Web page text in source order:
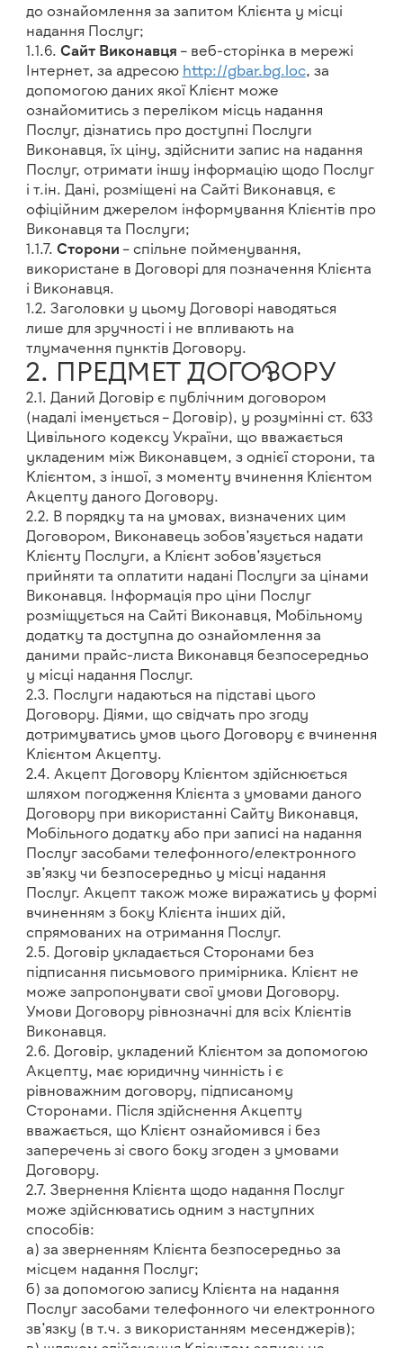
до ознайомлення за запитом Клієнта у місці
надання Послуг;
1.1.6. Cайт Виконавця – веб-сторінка в мережі
Інтернет, за адресою http://gbar.bg.loc, за
допомогою даних якої Клієнт може
ознайомитись з переліком місць надання
Послуг, дізнатись про доступні Послуги
Виконавця, їх ціну, здійснити запис на надання
Послуг, отримати іншу інформацію щодо Послуг
і т.ін. Дані, розміщені на Сайті Виконавця, є
офіційним джерелом інформування Клієнтів про
Виконавця та Послуги;
1.1.7. Сторони – спільне пойменування,
використане в Договорі для позначення Клієнта
і Виконавця.
1.2. Заголовки у цьому Договорі наводяться
лише для зручності і не впливають на
тлумачення пунктів Договору.
2. ПРЕДМЕТ ДОГОВОРУ
2.1. Даний Договір є публічним договором
(надалі іменується – Договір), у розумінні ст. 633
Цивільного кодексу України, що вважається
укладеним між Виконавцем, з однієї сторони, та
Клієнтом, з іншої, з моменту вчинення Клієнтом
Акцепту даного Договору.
2.2. В порядку та на умовах, визначених цим
Договором, Виконавець зобов’язується надати
Клієнту Послуги, а Клієнт зобов’язується
прийняти та оплатити надані Послуги за цінами
Виконавця. Інформація про ціни Послуг
розміщується на Сайті Виконавця, Мобільному
додатку та доступна до ознайомлення за
даними прайс-листа Виконавця безпосередньо
у місці надання Послуг.
2.3. Послуги надаються на підставі цього
Договору. Діями, що свідчать про згоду
дотримуватись умов цього Договору є вчинення
Клієнтом Акцепту.
2.4. Акцепт Договору Клієнтом здійснюється
шляхом погодження Клієнта з умовами даного
Договору при використанні Сайту Виконавця,
Мобільного додатку або при записі на надання
Послуг засобами телефонного/електронного
зв’язку чи безпосередньо у місці надання
Послуг. Акцепт також може виражатись у формі
вчиненням з боку Клієнта інших дій,
спрямованих на отримання Послуг.
2.5. Договір укладається Сторонами без
підписання письмового примірника. Клієнт не
може запропонувати свої умови Договору.
Умови Договору рівнозначні для всіх Клієнтів
Виконавця.
2.6. Договір, укладений Клієнтом за допомогою
Акцепту, має юридичну чинність і є
рівноважним договору, підписаному
Сторонами. Після здійснення Акцепту
вважається, що Клієнт ознайомився і без
заперечень зі свого боку згоден з умовами
Договору.
2.7. Звернення Клієнта щодо надання Послуг
може здійснюватись одним з наступних
способів:
а) за зверненням Клієнта безпосередньо за
місцем надання Послуг;
б) за допомогою запису Клієнта на надання
Послуг засобами телефонного чи електронного
зв’язку (в т.ч. з використанням месенджерів);